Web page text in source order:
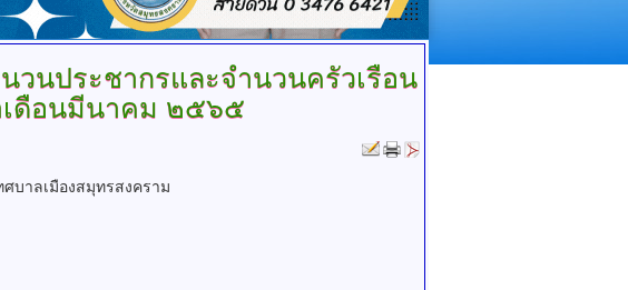
วนประชากรและจำนวนครัวเรือน
เดือนมีนาคม ๒๕๖๕
บาลเมืองสมุทรสงคราม